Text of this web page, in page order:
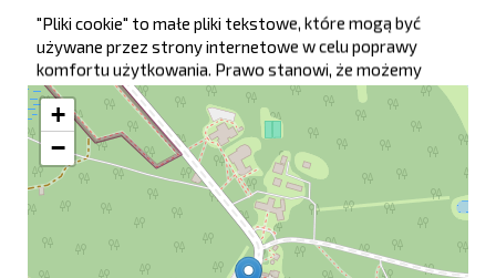
Dworzec na mapie
+
−
"Pliki cookie" to małe pliki tekstowe, które mogą być
używane przez strony internetowe w celu poprawy
komfortu użytkowania. Prawo stanowi, że możemy
przechowywać pliki cookie na urządzeniu użytkownika,
jeśli są one absolutnie niezbędne do działania tej witryny.
W przypadku wszystkich innych rodzajów plików cookie
należy uzyskać zgodę użytkownika. Ta witryna
wykorzystuje różne rodzaje plików cookie. Niektóre pliki
cookie są umieszczane przez usługi stron trzecich
wyświetlane na naszych stronach.
Użytkownik może w dowolnym momencie zmienić lub